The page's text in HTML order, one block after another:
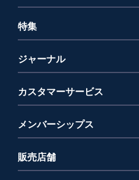
特集
ジャーナル
カスタマーサービス
メンバーシップス
販売店舗